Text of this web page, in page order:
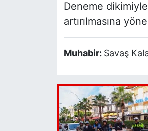
Deneme
artırılmasına
Muhabir: Savaş